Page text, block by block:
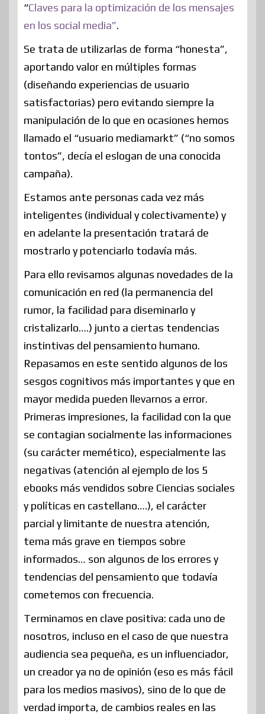
“Claves para la optimización de los mensajes
en los social media”.
Se trata de utilizarlas de forma “honesta”,
aportando valor en múltiples formas
(diseñando experiencias de usuario
satisfactorias) pero evitando siempre la
manipulación de lo que en ocasiones hemos
llamado el “usuario mediamarkt” (“no somos
tontos”, decía el eslogan de una conocida
campaña).
Estamos ante personas cada vez más
inteligentes (individual y colectivamente) y
en adelante la presentación tratará de
mostrarlo y potenciarlo todavía más.
Para ello revisamos algunas novedades de la
comunicación en red (la permanencia del
rumor, la facilidad para diseminarlo y
cristalizarlo….) junto a ciertas tendencias
instintivas del pensamiento humano.
Repasamos en este sentido algunos de los
sesgos cognitivos más importantes y que en
mayor medida pueden llevarnos a error.
Primeras impresiones, la facilidad con la que
se contagian socialmente las informaciones
(su carácter memético), especialmente las
negativas (atención al ejemplo de los 5
ebooks más vendidos sobre Ciencias sociales
y políticas en castellano….), el carácter
parcial y limitante de nuestra atención,
tema más grave en tiempos sobre
informados… son algunos de los errores y
tendencias del pensamiento que todavía
cometemos con frecuencia.
Terminamos en clave positiva: cada uno de
nosotros, incluso en el caso de que nuestra
audiencia sea pequeña, es un influenciador,
un creador ya no de opinión (eso es más fácil
para los medios masivos), sino de lo que de
verdad importa, de cambios reales en las